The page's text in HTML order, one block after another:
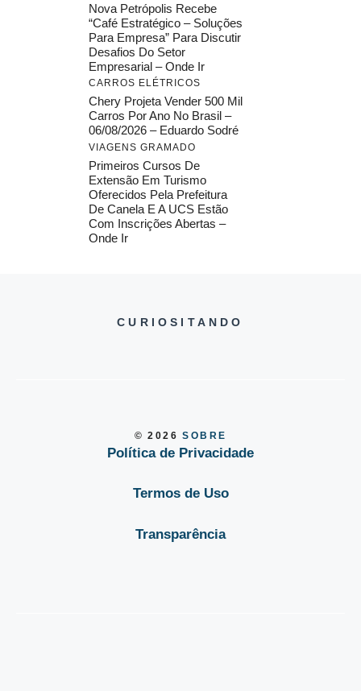
Nova Petrópolis Recebe
“Café Estratégico – Soluções
Para Empresa” Para Discutir
Desafios Do Setor
Empresarial – Onde Ir
CARROS ELÉTRICOS
Chery Projeta Vender 500 Mil
Carros Por Ano No Brasil –
06/08/2026 – Eduardo Sodré
VIAGENS GRAMADO
Primeiros Cursos De
Extensão Em Turismo
Oferecidos Pela Prefeitura
De Canela E A UCS Estão
Com Inscrições Abertas –
Onde Ir
CURIOSITANDO
© 2026SOBRE
Política de Privacidade
Termos de Uso
Transparência